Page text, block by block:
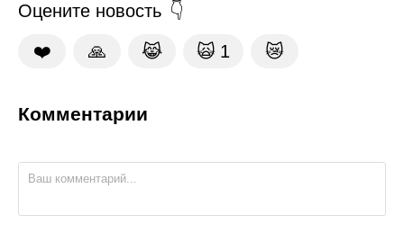
Оцените новость
❤️ 🙏 😹 🙀 1 😿
Комментарии